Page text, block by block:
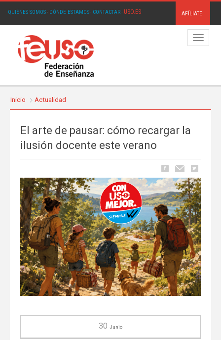
QUIÉNES SOMOS· DÓNDE ESTAMOS· CONTACTAR· USO.ES AFÍLIATE
Menú
Inicio Actualidad
El arte de pausar: cómo recargar la
ilusión docente este verano
30 Junio